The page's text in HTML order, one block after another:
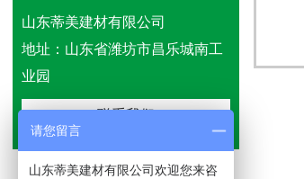
山东蒂美建材有限公司
地址：山东省潍坊市昌乐城南工
业园
联系我们
请您留言
山东蒂美建材有限公司欢迎您来咨